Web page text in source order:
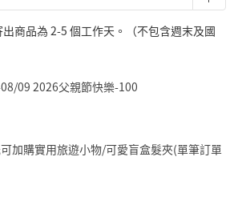
商品為 2-5 個工作天。（不包含週末及國
09 2026父親節快樂-100
加購實用旅遊小物/可愛盲盒髮夾(單筆訂單